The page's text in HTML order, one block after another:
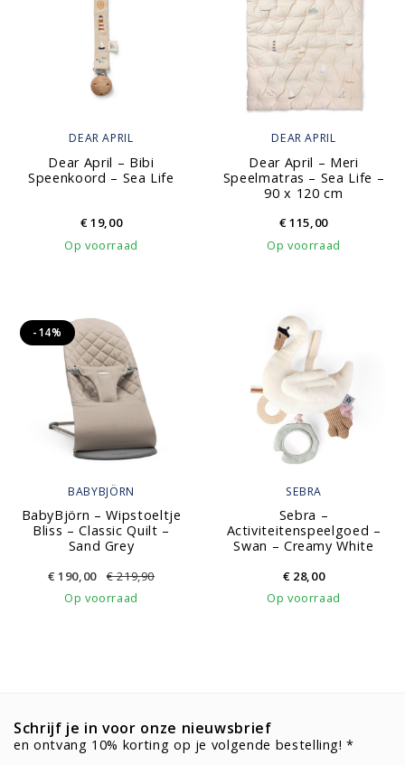
DEAR APRIL
Dear April – Bibi
Speenkoord – Sea Life
€19,00
Op voorraad
DEAR APRIL
Dear April – Meri
Speelmatras – Sea Life –
90 x 120 cm
€115,00
Op voorraad
BABYBJÖRN
BabyBjörn – Wipstoeltje
Bliss – Classic Quilt –
Sand Grey
€ 190,00 €219,90
-14%
Op voorraad
SEBRA
Sebra –
Activiteitenspeelgoed –
Swan – Creamy White
€28,00
Op voorraad
Schrijf je in voor onze nieuwsbrief
en ontvang 10% korting op je volgende bestelling! *